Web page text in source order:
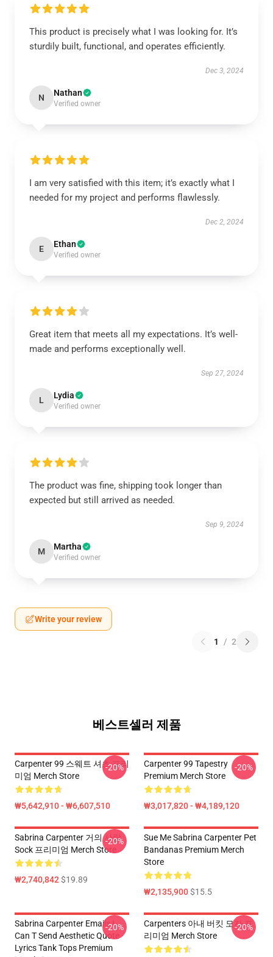
This product is precisely what I was looking for. It’s
sturdily built, functional, and operates efficiently.
Dec 3, 2024
N Nathan
Verified owner
I am very satisfied with this item; it’s exactly what I
needed for my project and performs flawlessly.
Dec 2, 2024
E Ethan
Verified owner
Great item that meets all my expectations. It’s well-
made and performs exceptionally well.
Sep 27, 2024
L Lydia
Verified owner
The product was fine, shipping took longer than
expected but still arrived as needed.
Sep 9, 2024
M Martha
Verified owner
Write your review
1 / 2
베스트셀러 제품
Carpenter 99 스웨트 셔츠 프리
미엄 Merch Store
₩5,642,910 - ₩6,607,510
-20%
Carpenter 99 Tapestry
Premium Merch Store
₩3,017,820 - ₩4,189,120
-20%
Sabrina Carpenter 거의 사랑
Sock 프리미엄 Merch Store
₩2,740,842$19.89
-20%
Sue Me Sabrina Carpenter Pet
Bandanas Premium Merch
Store
₩2,135,900$15.5
Sabrina Carpenter Emails I
Can T Send Aesthetic Quote
Lyrics Tank Tops Premium
-20%
Carpenters 아내 버킷 모자 프
리미엄 Merch Store
-20%